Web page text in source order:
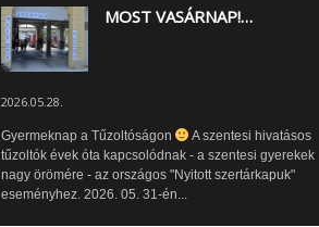
MOST VASÁRNAP!…
2026.05.28.
Gyermeknap a Tűzoltóságon
A szentesi hivatásos
tűzoltók évek óta kapcsolódnak - a szentesi gyerekek
nagy örömére - az országos "Nyitott szertárkapuk"
eseményhez. 2026. 05. 31-én...